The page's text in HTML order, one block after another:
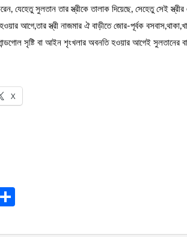
যেহেতু সুলতান তার স্ত্রীকে তালাক দিয়েছে, সেহেতু সেই
আগে,তার স্ত্রী নাজমার ঐ বাড়ীতে জোর-পূর্বক
সৃষ্টি বা আইন শৃংখলার অবনতি হওয়ার আগেই সুলতানের
X